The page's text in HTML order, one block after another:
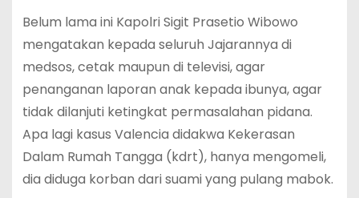
Belum lama ini Kapolri Sigit Prasetio Wibowo
mengatakan kepada seluruh Jajarannya di
medsos, cetak maupun di televisi, agar
penanganan laporan anak kepada ibunya, agar
tidak dilanjuti ketingkat permasalahan pidana.
Apa lagi kasus Valencia didakwa Kekerasan
Dalam Rumah Tangga (kdrt), hanya mengomeli,
dia diduga korban dari suami yang pulang mabok.